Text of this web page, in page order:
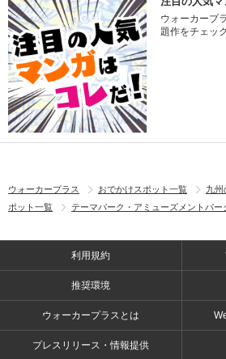
ウォーカープ
題作をチェッ
ウォーカープラス おでかけスポット一覧 九州
ポット一覧
テーマパーク・アミューズメントパー
利用規約
推奨環境
ウォーカープラスとは
プレスリリース・情報提供